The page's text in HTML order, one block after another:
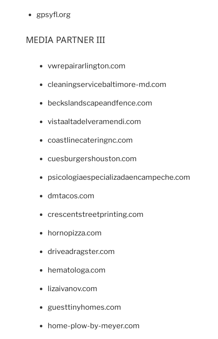
gpsyfl.org
MEDIA PARTNER III
vwrepairarlington.com
cleaningservicebaltimore-md.com
beckslandscapeandfence.com
vistaaltadelveramendi.com
coastlinecateringnc.com
cuesburgershouston.com
psicologiaespecializadaencampeche.com
dmtacos.com
crescentstreetprinting.com
hornopizza.com
driveadragster.com
hematologa.com
lizaivanov.com
guesttinyhomes.com
home-plow-by-meyer.com